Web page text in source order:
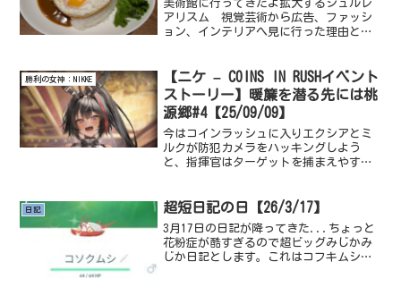
美術館に行ってきたよ拡大するシュルレ
アリスム 視覚芸術から広告、ファッシ
ョン、インテリアへ見に行った理由とし
味が出てきたタイミングで大阪で展示し
ていたので見に行った、し...
勝利の女神：NIKKE
【ニケ – COINS IN RUSHイベント
ストーリー】暖簾を潜る先には桃
源郷#4【25/09/09】
今はコインラッシュに入りエクシアとミ
ルクが防犯カメラをハッキングしよう
と、指揮官はターゲットを捕まえやすい
い！振り返ろうとしたとき、誰かとぶつ
日記 超短日記の日【26/3/17】
3月17日の日記が降ってきた...ちょっと
花粉症が酷すぎるので超ビッグみじかみ
じか日記とします。これはコフキムシ。